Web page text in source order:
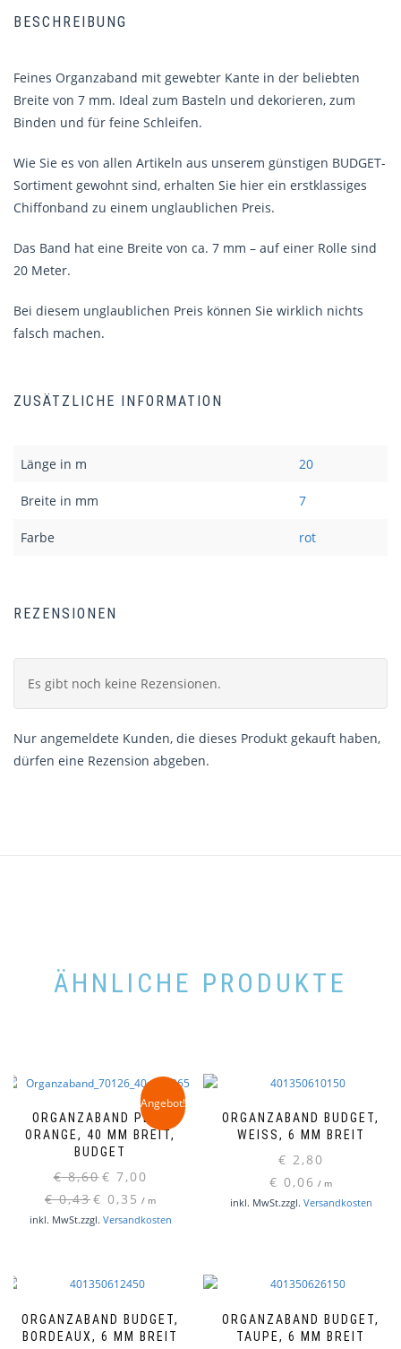
BESCHREIBUNG
Feines Organzaband mit gewebter Kante in der beliebten
Breite von 7 mm. Ideal zum Basteln und dekorieren, zum
Binden und für feine Schleifen.
Wie Sie es von allen Artikeln aus unserem günstigen BUDGET-
Sortiment gewohnt sind, erhalten Sie hier ein erstklassiges
Chiffonband zu einem unglaublichen Preis.
Das Band hat eine Breite von ca. 7 mm – auf einer Rolle sind
20 Meter.
Bei diesem unglaublichen Preis können Sie wirklich nichts
falsch machen.
ZUSÄTZLICHE INFORMATION
Länge in m 20
Breite in mm 7
Farbe rot
REZENSIONEN
Es gibt noch keine Rezensionen.
Nur angemeldete Kunden, die dieses Produkt gekauft haben,
dürfen eine Rezension abgeben.
ÄHNLICHE PRODUKTE
ORGANZABAND PLUS
ORANGE, 40 MM BREIT,
BUDGET
Angebot!
€8,60 Ursprünglicher
Preis
€ 7,00
€0,43€ 0,35 / m
inkl. MwSt.zzgl. Versandkosten
ORGANZABAND BUDGET,
WEISS, 6 MM BREIT
€ 2,80
€ 0,06 / m
inkl. MwSt.zzgl. Versandkosten
ORGANZABAND BUDGET,
BORDEAUX, 6 MM BREIT
ORGANZABAND BUDGET,
TAUPE, 6 MM BREIT